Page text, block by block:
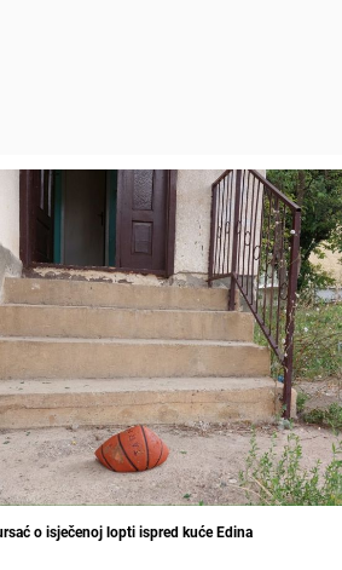
o isječenoj lopti ispred kuće Edina